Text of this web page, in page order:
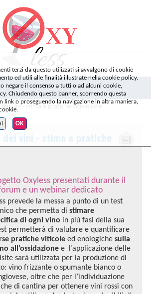
dei vini - stima e pratiche vitivinicole
Oxyless presentati durante il
e un webinar dedicato
prevede la messa a punto di un test
che permetta distimare
di ogni vino in più fasi della sua
permetterà di valutare e quantificare
pratiche viticole ed enologichesulla
all’ossidazione e l’applicazione delle
sarà utilizzata per la produzione di
vino frizzante o spumante bianco o
oltre che per l’individuazione
di cantina per ottenere vini rossi con
terzi da questo utilizzati si avvalgono di cookie
ed utili alle finalità illustrate nella cookie policy.
negare il consenso a tutti o ad alcuni cookie,
Chiudendo questo banner, scorrendo questa
link o proseguendo la navigazione in altra maniera,
OK